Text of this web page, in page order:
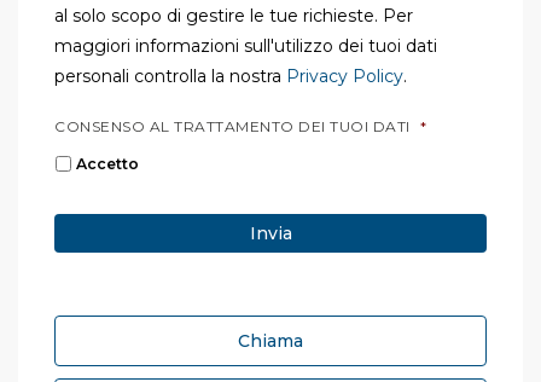
al solo scopo di gestire le tue richieste. Per
maggiori informazioni sull'utilizzo dei tuoi dati
personali controlla la nostra Privacy Policy.
CONSENSO AL TRATTAMENTO DEI TUOI DATI *
Accetto
Chiama